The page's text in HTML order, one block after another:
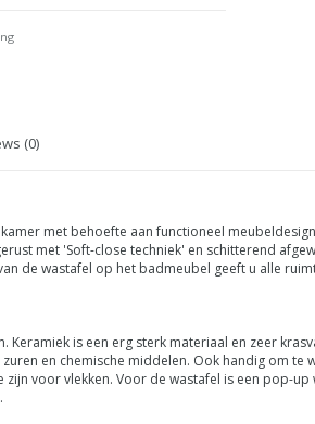
(0)
met behoefte aan functioneel
met 'Soft-close techniek' en schitterend
de wastafel op het badmeubel geeft u alle
is een erg sterk materiaal en zeer
en chemische middelen. Ook handig om te
voor vlekken. Voor de wastafel is een pop-